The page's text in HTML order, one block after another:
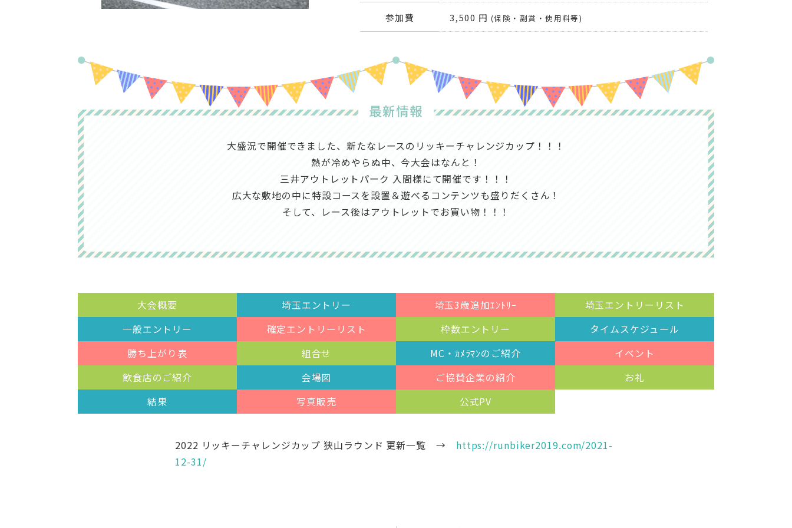
参加費 3,500 円 (保険・副賞・使用料等)
最新情報
大盛況で開催できました、新たなレースのリッキーチャレンジカップ！！！
熱が冷めやらぬ中、今大会はなんと！
三井アウトレットパーク 入間様にて開催です！！！
広大な敷地の中に特設コースを設置＆遊べるコンテンツも盛りだくさん！
そして、レース後はアウトレットでお買い物！！！
大会概要 埼玉エントリー 埼玉3歳追加ｴﾝﾄﾘｰ
埼玉エントリーリスト
一般エントリー
確定エントリーリスト 枠数エントリー
タイムスケジュール
勝ち上がり表
組合せ MC・ｶﾒﾗﾏﾝのご紹介
イベント
飲食店のご紹介
会場図 ご協賛企業の紹介
お礼
結果
写真販売 公式PV
2022 リッキーチャレンジカップ 狭山ラウンド 更新一覧 → https://runbiker2019.com/2021-
12-31/